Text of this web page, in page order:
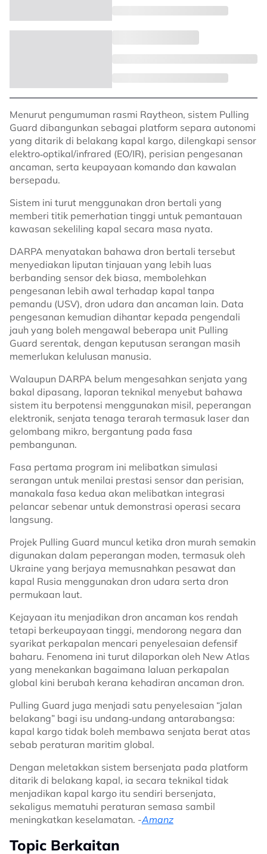
Menurut pengumuman rasmi Raytheon, sistem Pulling
Guard dibangunkan sebagai platform separa autonomi
yang ditarik di belakang kapal kargo, dilengkapi sensor
elektro‑optikal/infrared (EO/IR), perisian pengesanan
ancaman, serta keupayaan komando dan kawalan
bersepadu.
Sistem ini turut menggunakan dron bertali yang
memberi titik pemerhatian tinggi untuk pemantauan
kawasan sekeliling kapal secara masa nyata.
DARPA menyatakan bahawa dron bertali tersebut
menyediakan liputan tinjauan yang lebih luas
berbanding sensor dek biasa, membolehkan
pengesanan lebih awal terhadap kapal tanpa
pemandu (USV), dron udara dan ancaman lain. Data
pengesanan kemudian dihantar kepada pengendali
jauh yang boleh mengawal beberapa unit Pulling
Guard serentak, dengan keputusan serangan masih
memerlukan kelulusan manusia.
Walaupun DARPA belum mengesahkan senjata yang
bakal dipasang, laporan teknikal menyebut bahawa
sistem itu berpotensi menggunakan misil, peperangan
elektronik, senjata tenaga terarah termasuk laser dan
gelombang mikro, bergantung pada fasa
pembangunan.
Fasa pertama program ini melibatkan simulasi
serangan untuk menilai prestasi sensor dan perisian,
manakala fasa kedua akan melibatkan integrasi
pelancar sebenar untuk demonstrasi operasi secara
langsung.
Projek Pulling Guard muncul ketika dron murah semakin
digunakan dalam peperangan moden, termasuk oleh
Ukraine yang berjaya memusnahkan pesawat dan
kapal Rusia menggunakan dron udara serta dron
permukaan laut.
Kejayaan itu menjadikan dron ancaman kos rendah
tetapi berkeupayaan tinggi, mendorong negara dan
syarikat perkapalan mencari penyelesaian defensif
baharu. Fenomena ini turut dilaporkan oleh New Atlas
yang menekankan bagaimana laluan perkapalan
global kini berubah kerana kehadiran ancaman dron.
Pulling Guard juga menjadi satu penyelesaian “jalan
belakang” bagi isu undang‑undang antarabangsa:
kapal kargo tidak boleh membawa senjata berat atas
sebab peraturan maritim global.
Dengan meletakkan sistem bersenjata pada platform
ditarik di belakang kapal, ia secara teknikal tidak
menjadikan kapal kargo itu sendiri bersenjata,
sekaligus mematuhi peraturan semasa sambil
meningkatkan keselamatan. -Amanz
Topic Berkaitan